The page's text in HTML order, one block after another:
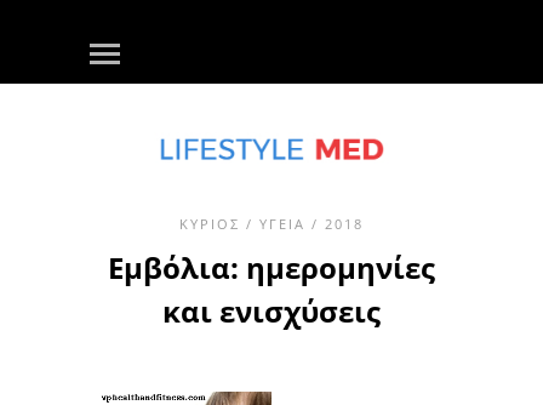
ΚΎΡΙΟΣ / ΥΓΕΊΑ / 2018
Εμβόλια: ημερομηνίες
και ενισχύσεις